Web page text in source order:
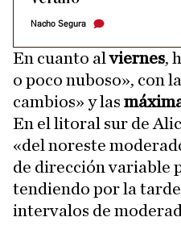
Nacho Segura
En cuanto alviernes,
o poco nuboso», con
cambios» y las
En el litoral sur de
«del noreste
de dirección variable
tendiendo por la tarde
intervalos de